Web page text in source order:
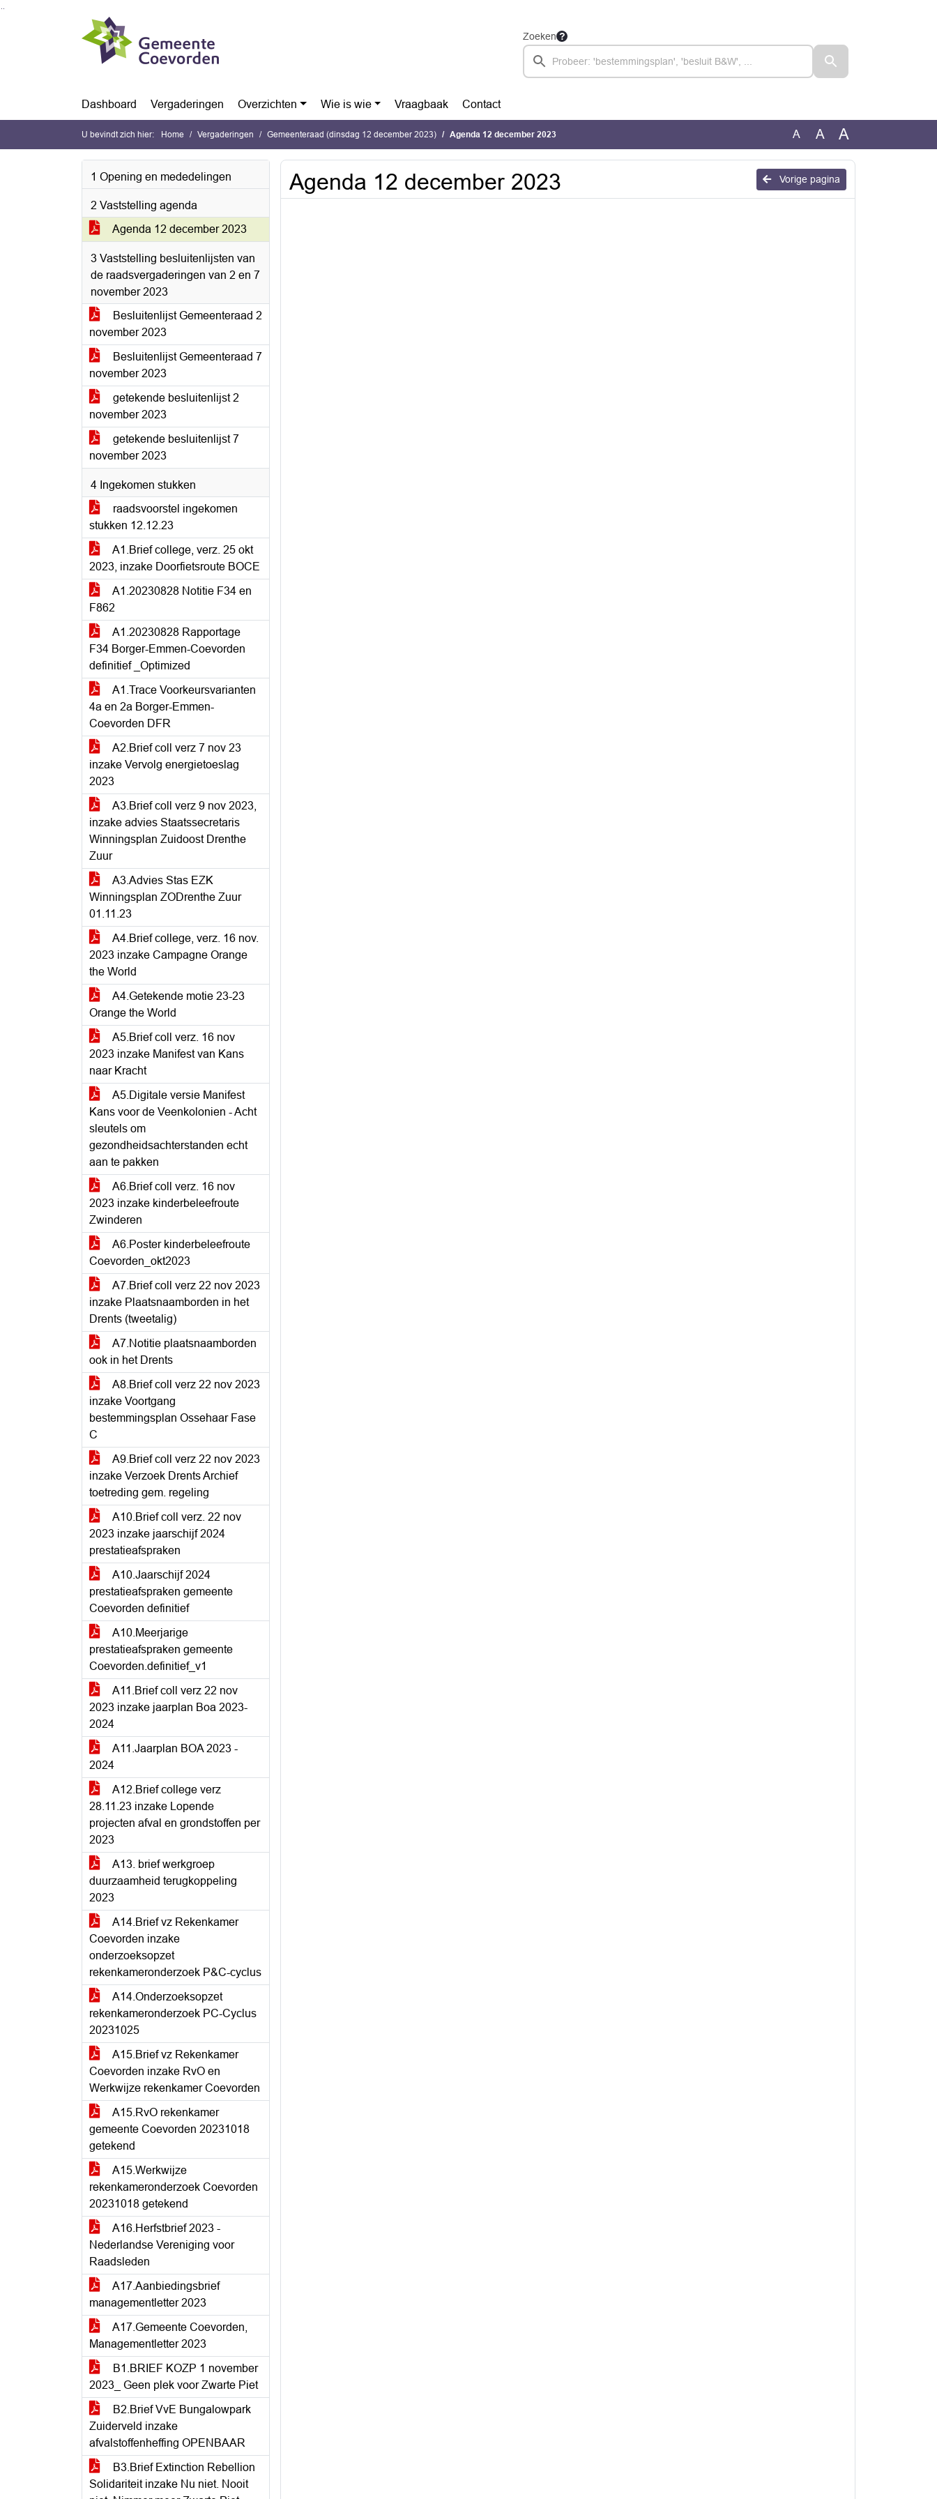
Ga naar de inhoud van deze pagina
Ga naar het zoeken
Ga naar het menu
Zoeken
Dashboard Vergaderingen Overzichten Wie is wie Vraagbaak Contact
U bevindt zich hier: Home Vergaderingen Gemeenteraad (dinsdag 12 december 2023) Agenda 12 december 2023 A A A
1 Opening en mededelingen
2 Vaststelling agenda
Agenda 12 december 2023
3 Vaststelling besluitenlijsten van
de raadsvergaderingen van 2 en 7
november 2023
Besluitenlijst Gemeenteraad 2
november 2023
Besluitenlijst Gemeenteraad 7
november 2023
getekende besluitenlijst 2
november 2023
getekende besluitenlijst 7
november 2023
4 Ingekomen stukken
raadsvoorstel ingekomen
stukken 12.12.23
A1.Brief college, verz. 25 okt
2023, inzake Doorfietsroute BOCE
A1.20230828 Notitie F34 en
F862
A1.20230828 Rapportage
F34 Borger-Emmen-Coevorden
definitief _Optimized
A1.Trace Voorkeursvarianten
4a en 2a Borger-Emmen-
Coevorden DFR
A2.Brief coll verz 7 nov 23
inzake Vervolg energietoeslag
2023
A3.Brief coll verz 9 nov 2023,
inzake advies Staatssecretaris
Winningsplan Zuidoost Drenthe
Zuur
A3.Advies Stas EZK
Winningsplan ZODrenthe Zuur
01.11.23
A4.Brief college, verz. 16 nov.
2023 inzake Campagne Orange
the World
A4.Getekende motie 23-23
Orange the World
A5.Brief coll verz. 16 nov
2023 inzake Manifest van Kans
naar Kracht
A5.Digitale versie Manifest
Kans voor de Veenkolonien - Acht
sleutels om
gezondheidsachterstanden echt
aan te pakken
A6.Brief coll verz. 16 nov
2023 inzake kinderbeleefroute
Zwinderen
A6.Poster kinderbeleefroute
Coevorden_okt2023
A7.Brief coll verz 22 nov 2023
inzake Plaatsnaamborden in het
Drents (tweetalig)
A7.Notitie plaatsnaamborden
ook in het Drents
A8.Brief coll verz 22 nov 2023
inzake Voortgang
bestemmingsplan Ossehaar Fase
C
A9.Brief coll verz 22 nov 2023
inzake Verzoek Drents Archief
toetreding gem. regeling
A10.Brief coll verz. 22 nov
2023 inzake jaarschijf 2024
prestatieafspraken
A10.Jaarschijf 2024
prestatieafspraken gemeente
Coevorden definitief
A10.Meerjarige
prestatieafspraken gemeente
Coevorden.definitief_v1
A11.Brief coll verz 22 nov
2023 inzake jaarplan Boa 2023-
2024
A11.Jaarplan BOA 2023 -
2024
A12.Brief college verz
28.11.23 inzake Lopende
projecten afval en grondstoffen per
2023
A13. brief werkgroep
duurzaamheid terugkoppeling
2023
A14.Brief vz Rekenkamer
Coevorden inzake
onderzoeksopzet
rekenkameronderzoek P&C-cyclus
A14.Onderzoeksopzet
rekenkameronderzoek PC-Cyclus
20231025
A15.Brief vz Rekenkamer
Coevorden inzake RvO en
Werkwijze rekenkamer Coevorden
A15.RvO rekenkamer
gemeente Coevorden 20231018
getekend
A15.Werkwijze
rekenkameronderzoek Coevorden
20231018 getekend
A16.Herfstbrief 2023 -
Nederlandse Vereniging voor
Raadsleden
A17.Aanbiedingsbrief
managementletter 2023
A17.Gemeente Coevorden,
Managementletter 2023
B1.BRIEF KOZP 1 november
2023_ Geen plek voor Zwarte Piet
B2.Brief VvE Bungalowpark
Zuiderveld inzake
afvalstoffenheffing OPENBAAR
B3.Brief Extinction Rebellion
Solidariteit inzake Nu niet. Nooit
Vorige pagina
Agenda 12 december 2023